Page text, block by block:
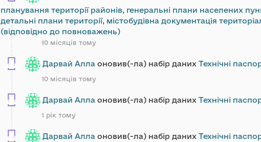
планування території районів, генеральні плани населених
детальні плани території, містобудівна документація
(відповідно до повноважень)
10 місяців тому
Дарвай Алла оновив(-ла) набір даних Технічні
10 місяців тому
Дарвай Алла оновив(-ла) набір даних Технічні
1 рік тому
Дарвай Алла оновив(-ла) набір даних Технічні